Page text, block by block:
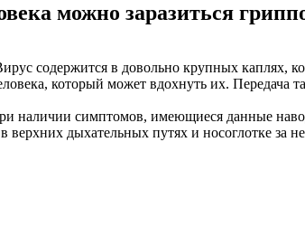
можно заразиться
содержится в довольно крупных
который может вдохнуть их.
наличии симптомов, имеющиеся данные
дыхательных путях и носоглотке за